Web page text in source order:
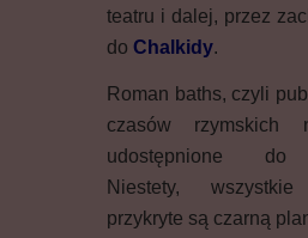
teatru i dalej, przez
do Chalkidy.
Roman baths, czyli
czasów
udostępnione do
Niestety, wszystkie
przykryte są czarną